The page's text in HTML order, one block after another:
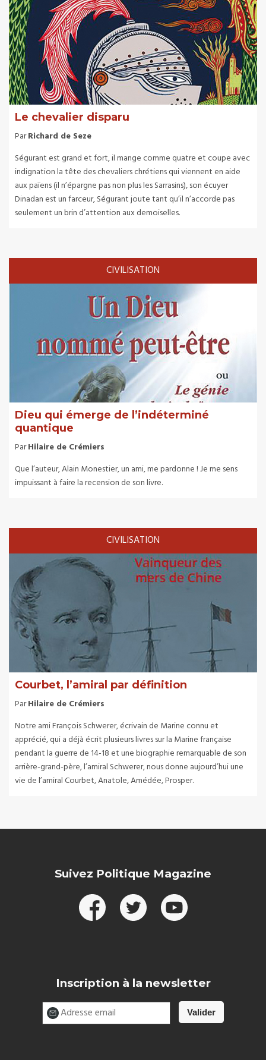
Le chevalier disparu
ParRichard de Seze
Ségurant est grand et fort, il mange comme quatre et coupe avec
indignation la tête des chevaliers chrétiens qui viennent en aide
aux païens (il n’épargne pas non plus les Sarrasins), son écuyer
Dinadan est un farceur, Ségurant joute tant qu’il n’accorde pas
seulement un brin d’attention aux demoiselles.
CIVILISATION
Dieu qui émerge de l’indéterminé
quantique
ParHilaire de Crémiers
Que l’auteur, Alain Monestier, un ami, me pardonne ! Je me sens
impuissant à faire la recension de son livre.
CIVILISATION
Courbet, l’amiral par définition
ParHilaire de Crémiers
Notre ami François Schwerer, écrivain de Marine connu et
apprécié, qui a déjà écrit plusieurs livres sur la Marine française
pendant la guerre de 14-18 et une biographie remarquable de son
arrière-grand-père, l’amiral Schwerer, nous donne aujourd’hui une
vie de l’amiral Courbet, Anatole, Amédée, Prosper.
Suivez Politique Magazine
Inscription à la newsletter